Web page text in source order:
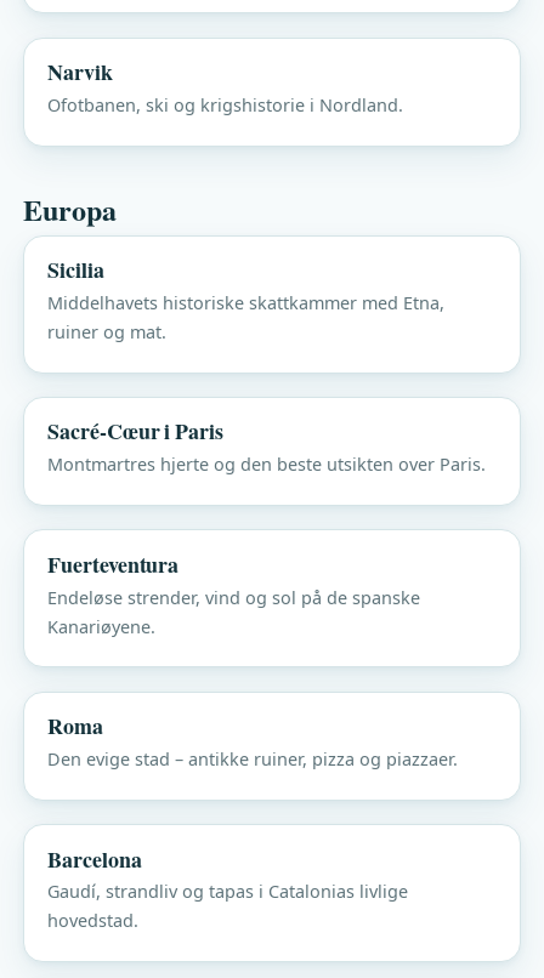
Narvik
Ofotbanen, ski og krigshistorie i Nordland.
Europa
Sicilia
Middelhavets historiske skattkammer med Etna,
ruiner og mat.
Sacré-Cœur i Paris
Montmartres hjerte og den beste utsikten over Paris.
Fuerteventura
Endeløse strender, vind og sol på de spanske
Kanariøyene.
Roma
Den evige stad – antikke ruiner, pizza og piazzaer.
Barcelona
Gaudí, strandliv og tapas i Catalonias livlige
hovedstad.